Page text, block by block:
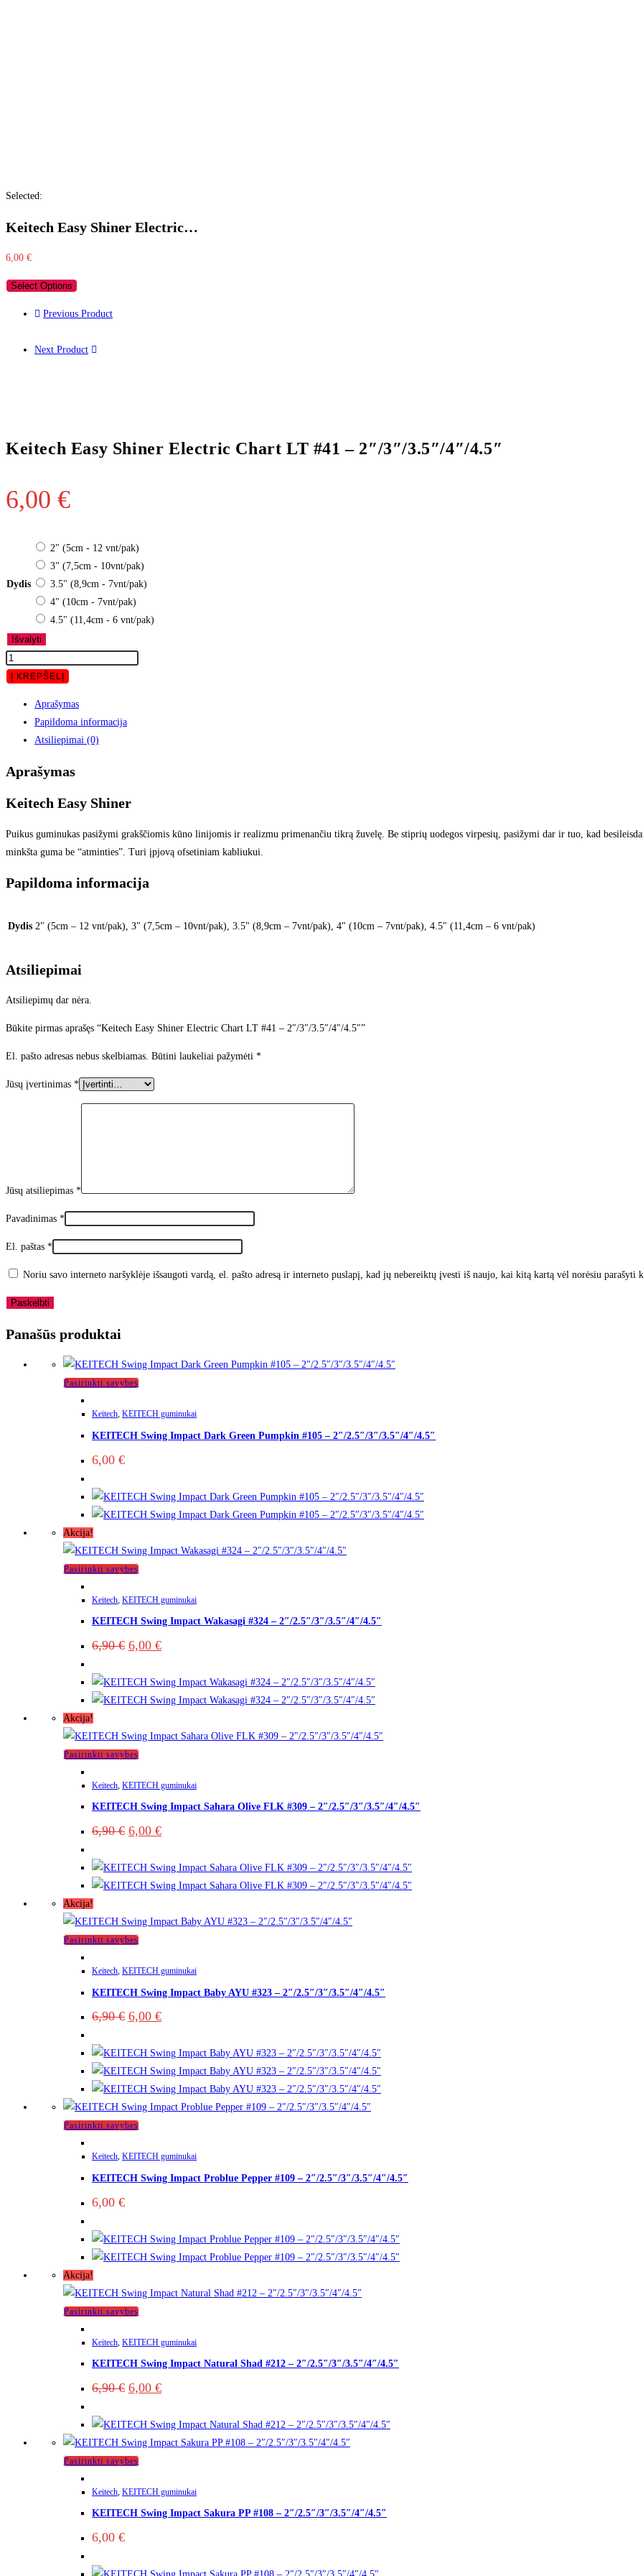
Selected:
Keitech Easy Shiner Electric…
6,00 €
Select Options
Previous Product
Next Product
Keitech Easy Shiner Electric Chart LT #41 – 2″/3″/3.5″/4″/4.5″
6,00 €
Dydis
2" (5cm - 12 vnt/pak)
3" (7,5cm - 10vnt/pak)
3.5" (8,9cm - 7vnt/pak)
4" (10cm - 7vnt/pak)
4.5" (11,4cm - 6 vnt/pak)
Išvalyti
Į KREPŠELĮ
Aprašymas
Papildoma informacija
Atsiliepimai (0)
Aprašymas
Keitech Easy Shiner
Puikus guminukas pasižymi grakščiomis kūno linijomis ir realizmu primenančiu tikrą žuvelę. Be stiprių uodegos virpesių, pasižymi dar ir tuo, kad
minkšta guma be “atminties”. Turi įpjovą ofsetiniam kabliukui.
Papildoma informacija
Dydis 2" (5cm – 12 vnt/pak), 3" (7,5cm – 10vnt/pak), 3.5" (8,9cm – 7vnt/pak), 4" (10cm – 7vnt/pak), 4.5" (11,4cm – 6 vnt/pak)
Atsiliepimai
Atsiliepimų dar nėra.
Būkite pirmas aprašęs “Keitech Easy Shiner Electric Chart LT #41 – 2″/3″/3.5″/4″/4.5″”
El. pašto adresas nebus skelbiamas. Būtini laukeliai pažymėti *
Jūsų įvertinimas *
Jūsų atsiliepimas *
Pavadinimas *
El. paštas *
Noriu savo interneto naršyklėje išsaugoti vardą, el. pašto adresą ir interneto puslapį, kad jų nebereiktų įvesti iš naujo, kai kitą kartą vėl norėsiu parašyti
Panašūs produktai
Pasirinkti savybes
Keitech, KEITECH guminukai
KEITECH Swing Impact Dark Green Pumpkin #105 – 2″/2.5″/3″/3.5″/4″/4.5″
6,00 €
Akcija!
Pasirinkti savybes
Keitech KEITECH guminukai
KEITECH Swing Impact Wakasagi #324 – 2″/2.5″/3″/3.5″/4″/4.5″
6,90€ 6,00 €
Akcija!
Pasirinkti savybes
Keitech, KEITECH guminukai
KEITECH Swing Impact Sahara Olive FLK #309 – 2″/2.5″/3″/3.5″/4″/4.5″
6,90€ 6,00 €
Akcija!
Pasirinkti savybes
Keitech, KEITECH guminukai
KEITECH Swing Impact Baby AYU #323 – 2″/2.5″/3″/3.5″/4″/4.5″
6,90€ 6,00 €
Pasirinkti savybes
Keitech, KEITECH guminukai
KEITECH Swing Impact Problue Pepper #109 – 2″/2.5″/3″/3.5″/4″/4.5″
6,00 €
Akcija!
Pasirinkti savybes
Keitech KEITECH guminukai
KEITECH Swing Impact Natural Shad #212 – 2″/2.5″/3″/3.5″/4″/4.5″
6,90€ 6,00 €
Pasirinkti savybes
Keitech KEITECH guminukai
KEITECH Swing Impact Sakura PP #108 – 2″/2.5″/3″/3.5″/4″/4.5″
6,00 €